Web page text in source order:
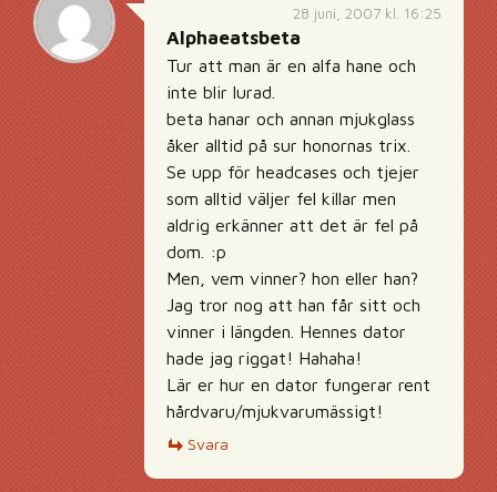
28 juni, 2007 kl. 16:25
Alphaeatsbeta
Tur att man är en alfa hane och
inte blir lurad.
beta hanar och annan mjukglass
åker alltid på sur honornas trix.
Se upp för headcases och tjejer
som alltid väljer fel killar men
aldrig erkänner att det är fel på
dom. :p
Men, vem vinner? hon eller han?
Jag tror nog att han får sitt och
vinner i längden. Hennes dator
hade jag riggat! Hahaha!
Lär er hur en dator fungerar rent
hårdvaru/mjukvarumässigt!
Svara